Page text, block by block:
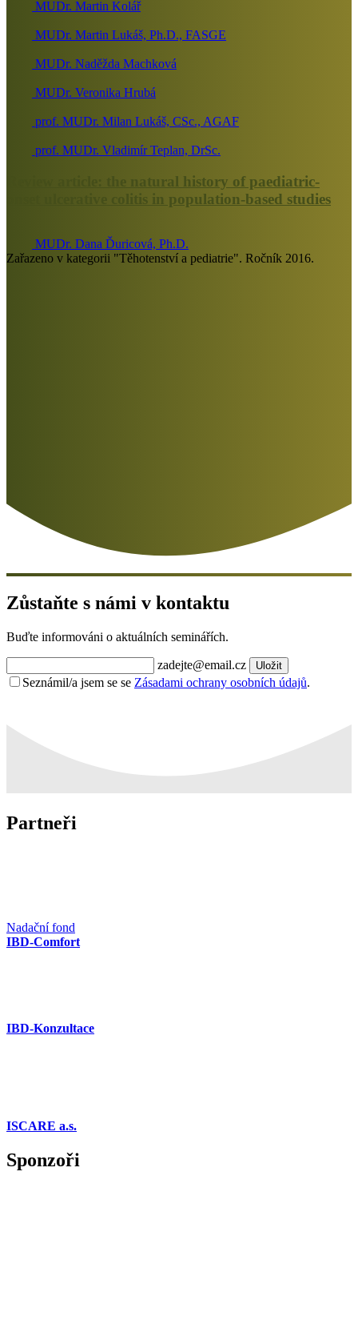
MUDr. Martin Kolář
MUDr. Martin Lukáš, Ph.D., FASGE
MUDr. Naděžda Machková
MUDr. Veronika Hrubá
prof. MUDr. Milan Lukáš, CSc., AGAF
prof. MUDr. Vladimír Teplan, DrSc.
Review article: the natural history of paediatric-
onset ulcerative colitis in population-based studies
MUDr. Dana Ďuricová, Ph.D.
Zařazeno v kategorii "Těhotenství a pediatrie". Ročník 2016.
Zůstaňte s námi v kontaktu
Buďte informováni o aktuálních seminářích.
zadejte@email.cz Uložit
Seznámil/a jsem se se Zásadami ochrany osobních údajů.
Partneři
Nadační fond
IBD-Comfort
IBD-Konzultace
ISCARE a.s.
Sponzoři